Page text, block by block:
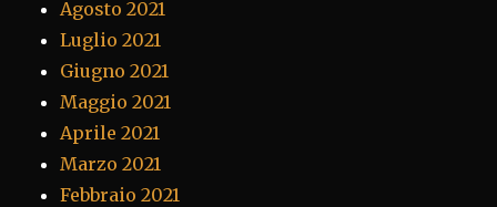
Agosto 2021
Luglio 2021
Giugno 2021
Maggio 2021
Aprile 2021
Marzo 2021
Febbraio 2021